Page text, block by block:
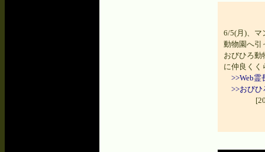
6/5(月)、マ
動物園へ引
おびひろ動
に仲良くく
>>Web
>>おび